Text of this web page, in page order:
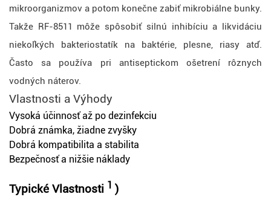
mikroorganizmov a potom konečne zabiť mikrobiálne bunky.
Takže RF-8511 môže spôsobiť silnú inhibíciu a likvidáciu
niekoľkých bakteriostatík na baktérie, plesne, riasy atď.
Často sa používa pri antiseptickom ošetrení rôznych
vodných náterov.
Vlastnosti a Výhody
Vysoká účinnosť až po dezinfekciu
Dobrá známka, žiadne zvyšky
Dobrá kompatibilita a stabilita
Bezpečnosť a nižšie náklady
Typické Vlastnosti 1 )